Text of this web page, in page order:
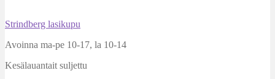
Artikkelien
selaus
Edellinen
Strindberg lasikupu
Avoinna ma-pe 10-17, la 10-14
Kesälauantait suljettu